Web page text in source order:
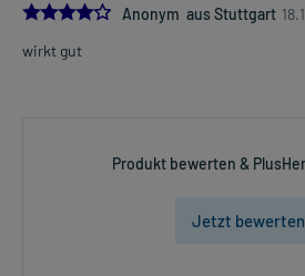
4.0Anonym aus Stuttgart
wirkt gut
Produkt bewerten &
Jetzt bewerten